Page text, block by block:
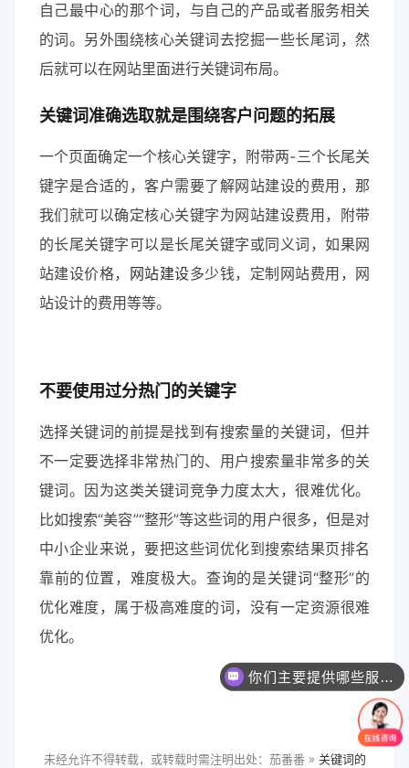
自己最中心的那个词，与自己的产品或者服务相关
的词。另外围绕核心关键词去挖掘一些长尾词，然
后就可以在网站里面进行关键词布局。
关键词准确选取就是围绕客户问题的拓展
一个页面确定一个核心关键字，附带两-三个长尾关
键字是合适的，客户需要了解网站建设的费用，那
我们就可以确定核心关键字为网站建设费用，附带
的长尾关键字可以是长尾关键字或同义词，如果网
站建设价格， 网站建设多少钱，定制网站费用，网
站设计的费用等等。
不要使用过分热门的关键字
选择关键词的前提是找到有搜索量的关键词，但并
不一定要选择非常热门的、用户搜索量非常多的关
键词。因为这类关键词竞争力度太大，很难优化。
比如搜索“美容”“整形”等这些词的用户很多，但是对
中小企业来说，要把这些词优化到搜索结果页排名
靠前的位置，难度极大。查询的是关键词“整形”的
优化难度，属于极高难度的词，没有一定资源很难
优化。
未经允许不得转载，或转载时需注明出处：茄番番 » 关键词的
你们主要提供哪些服务？可以根据需求定制吗？